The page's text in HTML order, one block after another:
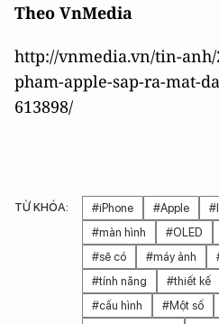
Theo VnMedia
http://vnmedia.vn/tin-anh/
pham-apple-sap-ra-mat-
613898/
TỪ KHÓA: #iPhone #Apple
#màn hình
#OLED
#sẽ có
#máy ảnh
#tính năng
#thiết kế
#cấu hình
#Một số